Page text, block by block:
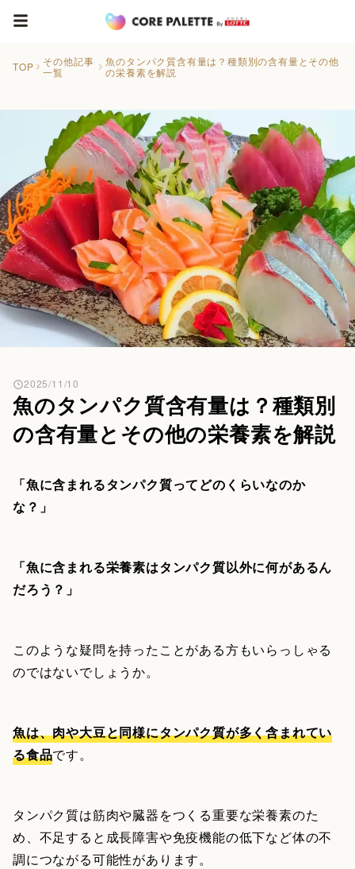
TOP
その他記事
一覧
魚のタンパク質含有量は？種類別の含有量とその他
の栄養素を解説
魚のタンパク質含有量は？種類別
の含有量とその他の栄養素を解説
2025/11/10
「魚に含まれるタンパク質ってどのくらいなのか
な？」
「魚に含まれる栄養素はタンパク質以外に何があるん
だろう？」
このような疑問を持ったことがある方もいらっしゃる
のではないでしょうか。
魚は、肉や大豆と同様にタンパク質が多く含まれてい
る食品です。
タンパク質は筋肉や臓器をつくる重要な栄養素のた
め、不足すると成長障害や免疫機能の低下など体の不
調につながる可能性があります。